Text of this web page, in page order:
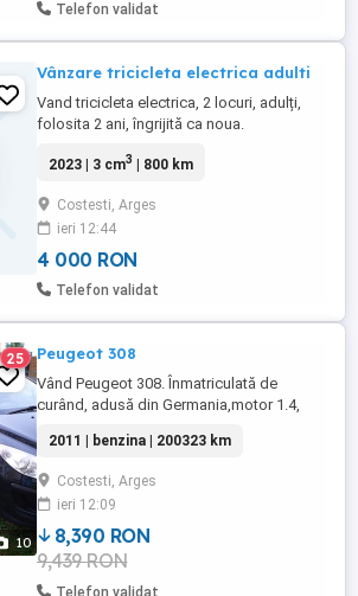
Telefon validat
Vânzare tricicleta electrica adulti
Vand tricicleta electrica, 2 locuri, adulți,
folosita 2 ani, îngrijită ca noua.
2023 | 3 cm3 | 800 km
Costesti, Arges
ieri 12:44
4 000 RON
Telefon validat
10
25 Peugeot 308
Vând Peugeot 308. Înmatriculată de
curând, adusă din Germania,motor 1.4,
proprietar în țară.
2011 | benzina | 200323 km
Costesti, Arges
ieri 12:09
8,390 RON
9,439 RON
Telefon validat